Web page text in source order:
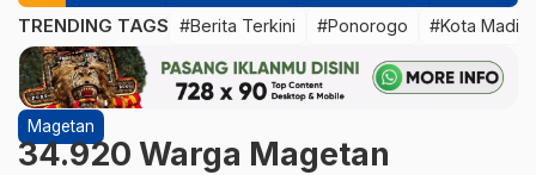
TRENDING TAGS #Berita Terkini #Ponorogo #Kota
Magetan
34.920 Warga Magetan